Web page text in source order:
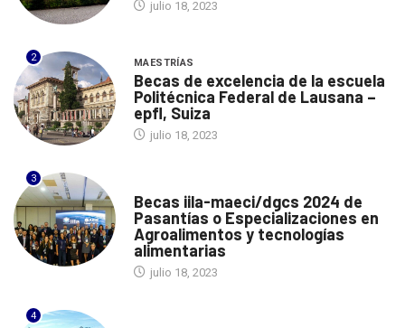
julio 18, 2023
2 MAESTRÍAS
Becas de excelencia de la escuela
Politécnica Federal de Lausana –
epfl, Suiza
julio 18, 2023
3
Becas iila-maeci/dgcs 2024 de
Pasantías o Especializaciones en
Agroalimentos y tecnologías
alimentarias
julio 18, 2023
4